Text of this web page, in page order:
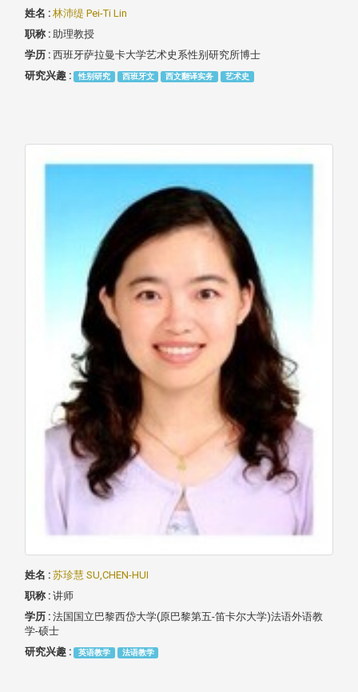
姓名 : 林沛缇 Pei-Ti Lin
职称 : 助理教授
学历 : 西班牙萨拉曼卡大学艺术史系性别研究所博士
研究兴趣 :
性别研究 西班牙文 西文翻译实务 艺术史
姓名 : 苏珍慧 SU,CHEN-HUI
职称 : 讲师
学历 : 法国国立巴黎西岱大学(原巴黎第五-笛卡尔大学)法语外语教
学-硕士
研究兴趣 :
英语教学 法语教学